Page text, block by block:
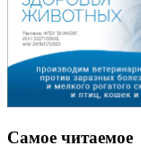
Самое читаемое